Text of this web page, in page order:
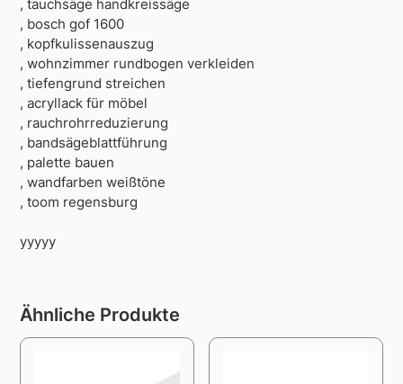
, tauchsäge handkreissäge
, bosch gof 1600
, kopfkulissenauszug
, wohnzimmer rundbogen verkleiden
, tiefengrund streichen
, acryllack für möbel
, rauchrohrreduzierung
, bandsägeblattführung
, palette bauen
, wandfarben weißtöne
, toom regensburg
yyyyy
Ähnliche Produkte